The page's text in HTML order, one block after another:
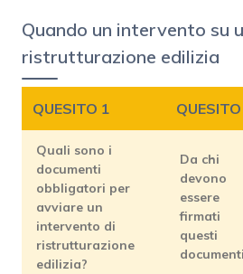
Quando un intervento su
ristrutturazione edilizia
QUESITO 1
Quali sono i
documenti
obbligatori per
avviare un
intervento di
ristrutturazione
edilizia?
Da chi
devono
essere
firmati
questi